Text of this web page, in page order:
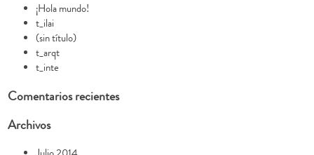
¡Hola mundo!
t_ilai
(sin título)
t_arqt
t_inte
Comentarios recientes
Archivos